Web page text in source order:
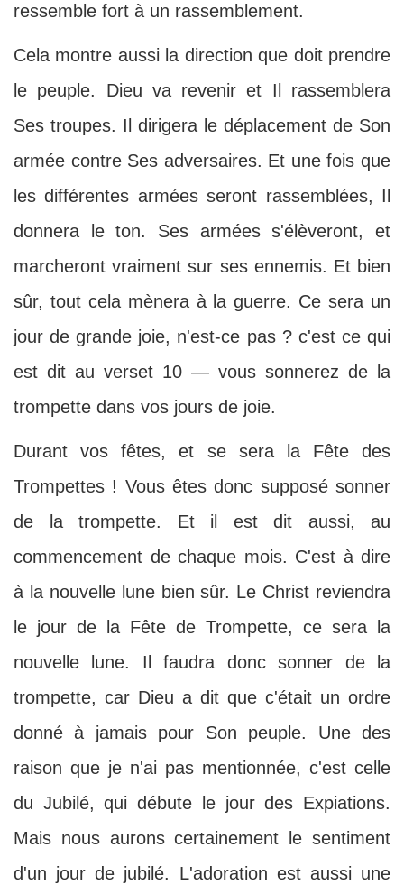
ressemble fort à un rassemblement.
Cela montre aussi la direction que doit prendre
le peuple. Dieu va revenir et Il rassemblera
Ses troupes. Il dirigera le déplacement de Son
armée contre Ses adversaires. Et une fois que
les différentes armées seront rassemblées, Il
donnera le ton. Ses armées s'élèveront, et
marcheront vraiment sur ses ennemis. Et bien
sûr, tout cela mènera à la guerre. Ce sera un
jour de grande joie, n'est-ce pas ? c'est ce qui
est dit au verset 10 — vous sonnerez de la
trompette dans vos jours de joie.
Durant vos fêtes, et se sera la Fête des
Trompettes ! Vous êtes donc supposé sonner
de la trompette. Et il est dit aussi, au
commencement de chaque mois. C'est à dire
à la nouvelle lune bien sûr. Le Christ reviendra
le jour de la Fête de Trompette, ce sera la
nouvelle lune. Il faudra donc sonner de la
trompette, car Dieu a dit que c'était un ordre
donné à jamais pour Son peuple. Une des
raison que je n'ai pas mentionnée, c'est celle
du Jubilé, qui débute le jour des Expiations.
Mais nous aurons certainement le sentiment
d'un jour de jubilé. L'adoration est aussi une